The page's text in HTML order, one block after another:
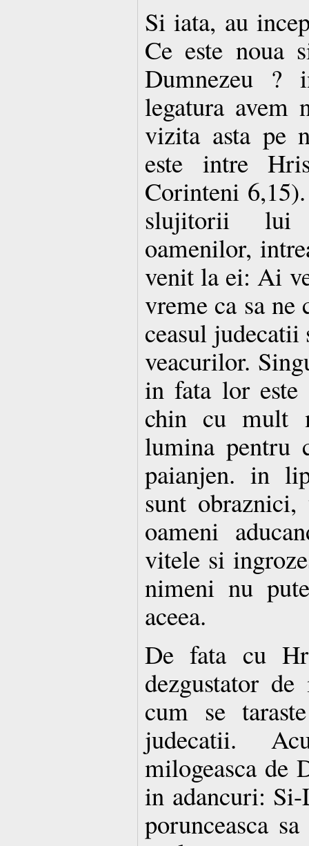
Si iata, au
Ce este noua
Dumnezeu ?
legatura
vizita asta pe
este intre
Corinteni
slujitorii lui
oamenilor,
venit la ei: Ai
vreme ca sa ne
ceasul
veacurilor.
in fata lor
chin cu mult
lumina pentru
paianjen. in
sunt
oameni
vitele si
nimeni nu
aceea.
De fata cu
dezgustator
cum se
judecatii.
milogeasca de
in adancuri:
porunceasca